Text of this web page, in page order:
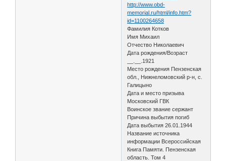
http://www.obd-
memorial.ru/html/info.htm?
id=1100264658
Фамилия Котков
Имя Михаил
Отчество Николаевич
Дата рождения/Возраст
__.__.1921
Место рождения Пензенская
обл., Нижнеломовский р-н, с.
Галицыно
Дата и место призыва
Московский ГВК
Воинское звание сержант
Причина выбытия погиб
Дата выбытия 26.01.1944
Название источника
информации Всероссийская
Книга Памяти. Пензенская
область. Том 4